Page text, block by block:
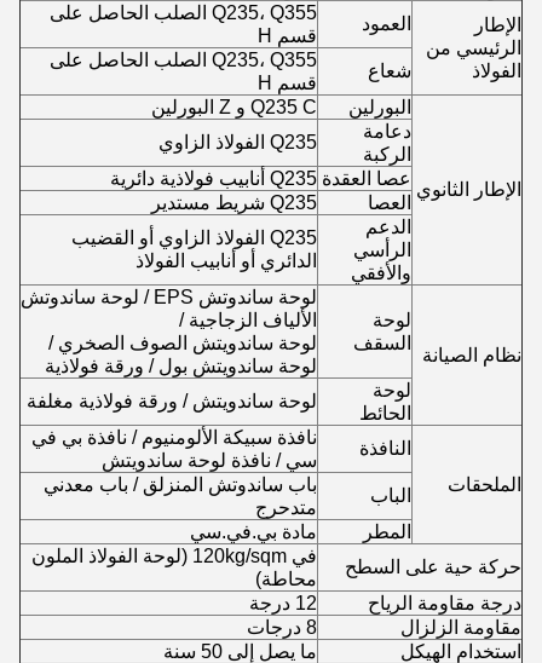
الإطار
الرئيسي من
الفولاذ
العمود
Q235، Q355 الصلب الحاصل على
قسم H
شعاع
Q235، Q355 الصلب الحاصل على
قسم H
الإطار الثانوي
البورلين
Q235 C و Z البورلين
دعامة
الركبة
Q235 الفولاذ الزاوي
عصا العقدة Q235 أنابيب فولاذية دائرية
العصا
Q235 شريط مستدير
الدعم
الرأسي
والأفقي
Q235 الفولاذ الزاوي أو القضيب
الدائري أو أنابيب الفولاذ
نظام الصيانة
لوحة
السقف
لوحة ساندوتش EPS / لوحة ساندوتش
الألياف الزجاجية /
لوحة ساندويتش الصوف الصخري /
لوحة ساندويتش بول / ورقة فولاذية
لوحة
الحائط
لوحة ساندويتش / ورقة فولاذية مغلفة
الملحقات
النافذة
نافذة سبيكة الألومنيوم / نافذة بي في
سي / نافذة لوحة ساندويتش
الباب
باب ساندوتش المنزلق / باب معدني
متدحرج
المطر
مادة بي.في.سي
حركة حية على السطح
في 120kg/sqm (لوحة الفولاذ الملون
محاطة)
درجة مقاومة الرياح
12 درجة
مقاومة الزلزال
8 درجات
استخدام الهيكل
ما يصل إلى 50 سنة